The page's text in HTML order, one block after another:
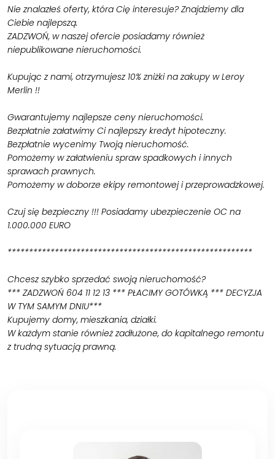
Nie znalazłeś oferty, która Cię interesuje? Znajdziemy dla
Ciebie najlepszą.
ZADZWOŃ, w naszej ofercie posiadamy również
niepublikowane nieruchomości.
Kupując z nami, otrzymujesz 10% zniżki na zakupy w Leroy
Merlin !!
Gwarantujemy najlepsze ceny nieruchomości.
Bezpłatnie załatwimy Ci najlepszy kredyt hipoteczny.
Bezpłatnie wycenimy Twoją nieruchomość.
Pomożemy w załatwieniu spraw spadkowych i innych
sprawach prawnych.
Pomożemy w doborze ekipy remontowej i przeprowadzkowej.
Czuj się bezpieczny !!! Posiadamy ubezpieczenie OC na
1.000.000 EURO
*********************************************************
Chcesz szybko sprzedać swoją nieruchomość?
*** ZADZWOŃ 604 11 12 13 *** PŁACIMY GOTÓWKĄ *** DECYZJA
W TYM SAMYM DNIU***
Kupujemy domy, mieszkania, działki.
W każdym stanie również zadłużone, do kapitalnego remontu
z trudną sytuacją prawną.